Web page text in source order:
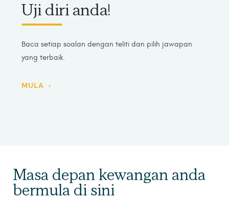
Uji diri anda!
Baca setiap soalan dengan teliti dan pilih jawapan
yang terbaik.
MULA ›
Masa depan kewangan anda
bermula di sini